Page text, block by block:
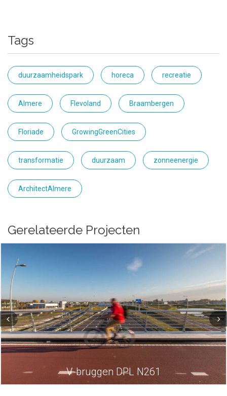
Tags
duurzaamheidspark horeca recreatie
Almere Flevoland Braambergen
Floriade GrowingGreenCities
transformatie duurzaam zonneenergie
ArchitectAlmere
Gerelateerde Projecten
V-bruggen DPL N261